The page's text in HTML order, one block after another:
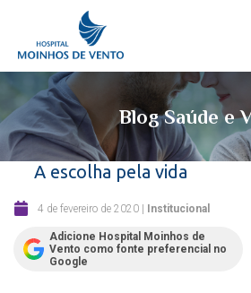
Blog Saúde e
A escolha pela vida
4 de fevereiro de 2020 | Institucional
Adicione Hospital Moinhos de
Vento como fonte preferencial no
Google